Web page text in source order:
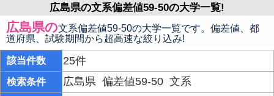
広島県の文系偏差値59-50の大学一覧!
広島県の文系偏差値59-50の大学一覧です。偏差値、都
道府県、試験期間から超高速な絞り込み!
該当件数 25件
検索条件 広島県 偏差値59-50 文系